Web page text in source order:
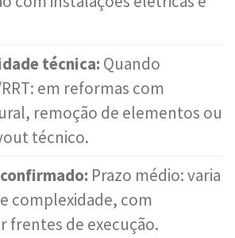
técnica: Quando
em reformas com
remoção de elementos ou
técnico.
Prazo médio: varia
complexidade, com
frentes de execução.